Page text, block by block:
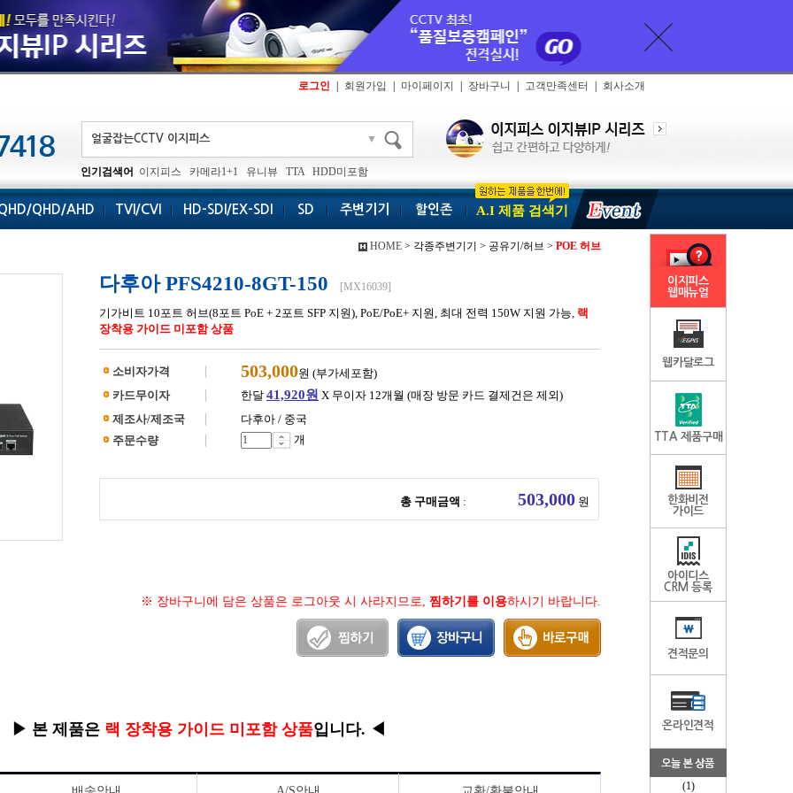
로그인 회원가입 마이페이지 장바구니 고객만족센터 회사소개
▼
인기검색어 이지피스 카메라1+1 유니뷰 TTA HDD미포함
QHD/AHD TVI/CVI HD-SDI/EX-SDI SD 주변기기 할인존 A.I 제품 검색기
HOME > 각종주변기기 > 공유기/허브 > POE 허브
다후아 PFS4210-8GT-150 [MX16039]
기가비트 10포트 허브(8포트 PoE + 2포트 SFP 지원), PoE/PoE+ 지원, 최대 전력 150W 지원 가능, 랙
장착용 가이드 미포함 상품
소비자가격 503,000원 (부가세포함)
카드무이자
한달 41,920원 X 무이자 12개월 (매장 방문 카드 결제건은 제외)
제조사/제조국
다후아 / 중국
주문수량
개
총 구매금액 : 원
※ 장바구니에 담은 상품은 로그아웃 시 사라지므로, 찜하기를 이용하시기 바랍니다.
▶ 본 제품은 랙 장착용 가이드 미포함 상품입니다. ◀
이지피스
웹매뉴얼
웹카달로그
TTA 제품구매
한화비전
가이드
아이디스
CRM 등록
견적문의
온라인견적
(1)